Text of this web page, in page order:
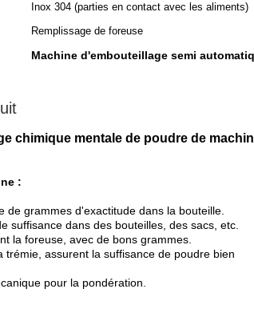
Inox 304 (parties en contact avec les aliments)
Remplissage de foreuse
Machine d'embouteillage semi
chimique mentale de poudre de
:
de grammes d'exactitude dans la bouteille.
suffisance dans des bouteilles, des sacs, etc.
la foreuse, avec de bons grammes.
trémie, assurent la suffisance de poudre bien
pour la pondération.